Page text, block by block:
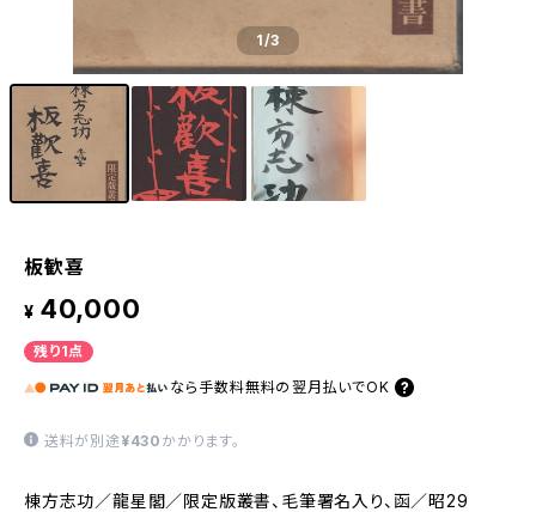
1/3
板歓喜
¥ 40,000
残り1点
なら 手数料無料の 翌月払いでOK
送料が別途 ¥430 かかります。
棟方志功／龍星閣／限定版叢書、毛筆署名入り、函／昭29